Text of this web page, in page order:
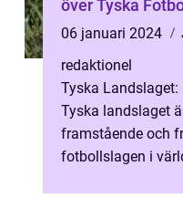
över Tyska
06 januari 2024
redaktionel
Tyska Landslaget:
Tyska landslaget
framstående och
fotbollslagen i